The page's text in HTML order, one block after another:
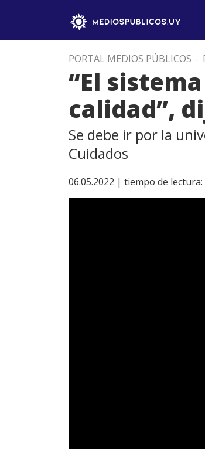
PORTAL MEDIOS PÚBLICOS .
“El
calidad”,
Se debe ir por la
Cuidados
06.05.2022 | tiempo de lectura: